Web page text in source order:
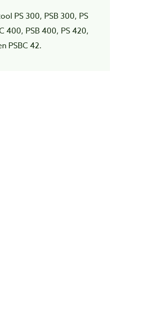
PS 300, PSB 300, PS
400, PSB 400, PS 420,
PSBC 42.